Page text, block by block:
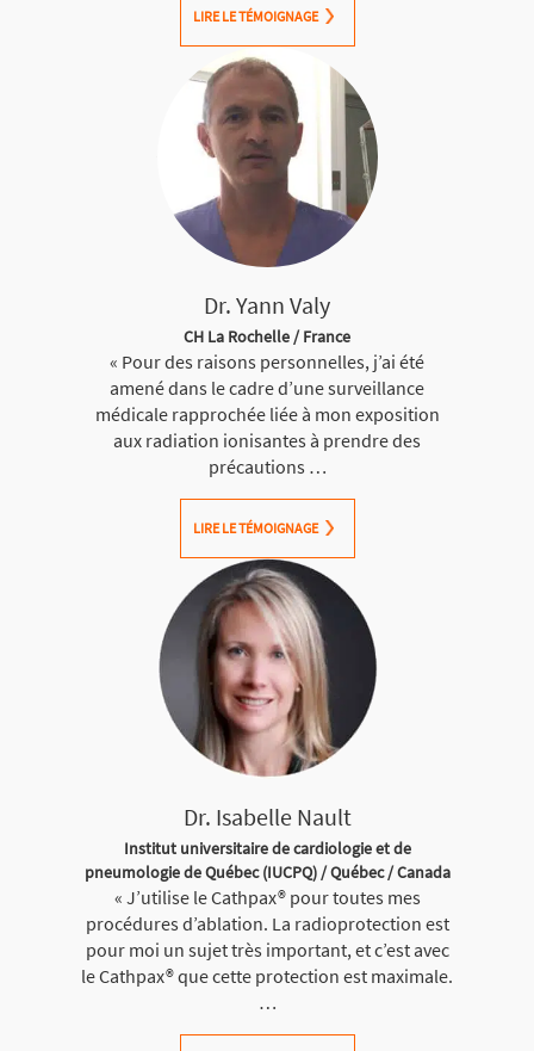
LIRE LE TÉMOIGNAGE
Dr. Yann Valy
CH La Rochelle / France
« Pour des raisons personnelles, j’ai été
amené dans le cadre d’une surveillance
médicale rapprochée liée à mon exposition
aux radiation ionisantes à prendre des
précautions …
LIRE LE TÉMOIGNAGE
Dr. Isabelle Nault
Institut universitaire de cardiologie et de
pneumologie de Québec (IUCPQ) / Québec / Canada
« J’utilise le Cathpax® pour toutes mes
procédures d’ablation. La radioprotection est
pour moi un sujet très important, et c’est avec
le Cathpax® que cette protection est maximale.
…